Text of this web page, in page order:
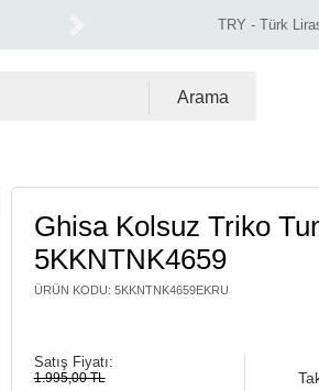
Miss Dalida marka ürünlerde %30
TRY - Türk
Arama
Ghisa Kolsuz Triko
5KKNTNK4659
ÜRÜN KODU: 5KKNTNK4659EKRU
Satış Fiyatı:
1.995,00 TL